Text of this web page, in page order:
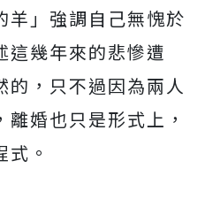
羊」強調自己無愧於
這幾年來的悲慘遭
的，只不過因為兩人
婚也只是形式上，
。